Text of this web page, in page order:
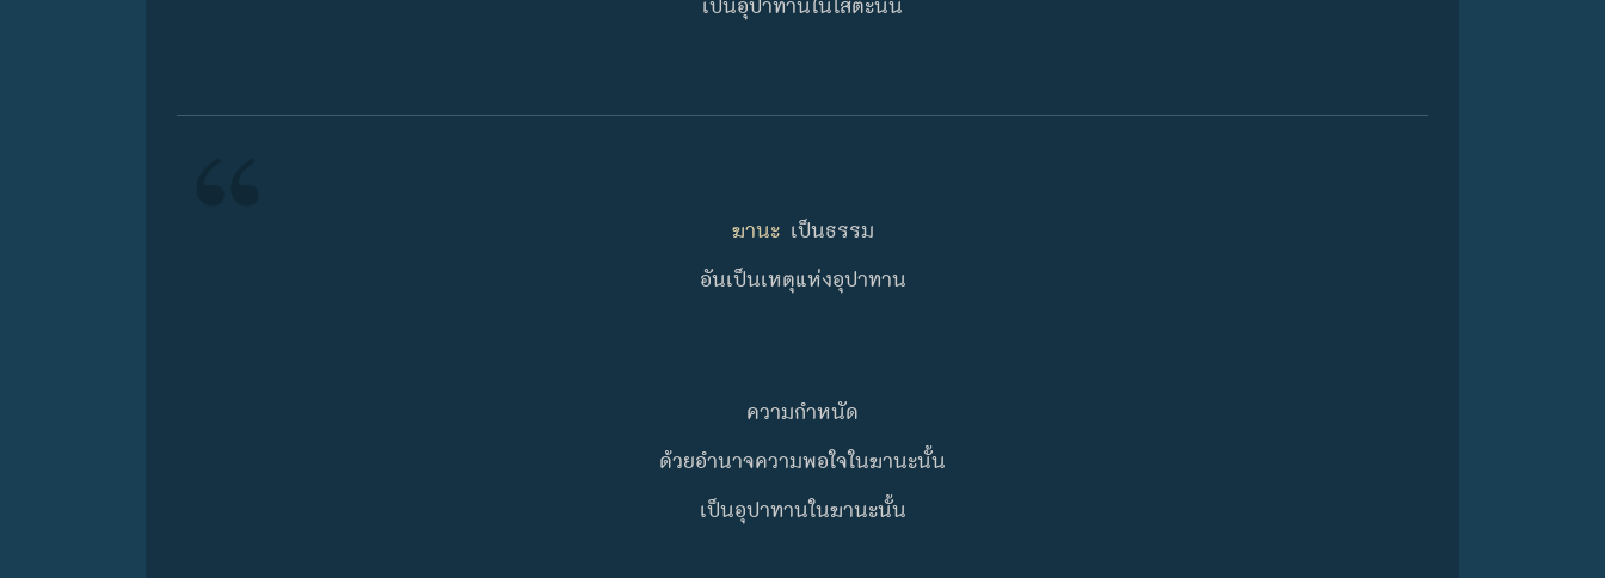
ฆานะเป็นธรรม
อันเป็นเหตุแห่งอุปาทาน
ความกำหนัด
ด้วยอำนาจความพอใจในฆานะนั้น
เป็นอุปาทานในฆานะนั้น